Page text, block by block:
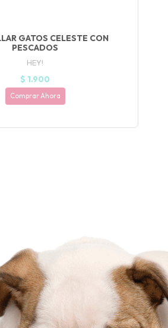
GATOS CELESTE CON
PESCADOS
HEY!
$ 1.900
Comprar Ahora